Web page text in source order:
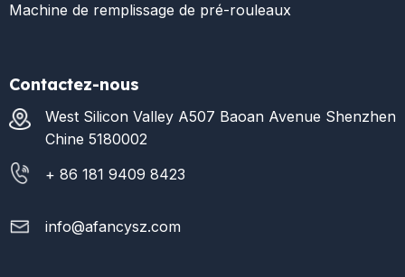
Machine de remplissage de pré-rouleaux
Contactez-nous
West Silicon Valley A507 Baoan Avenue Shenzhen
Chine 5180002
+ 86 181 9409 8423
info@afancysz.com